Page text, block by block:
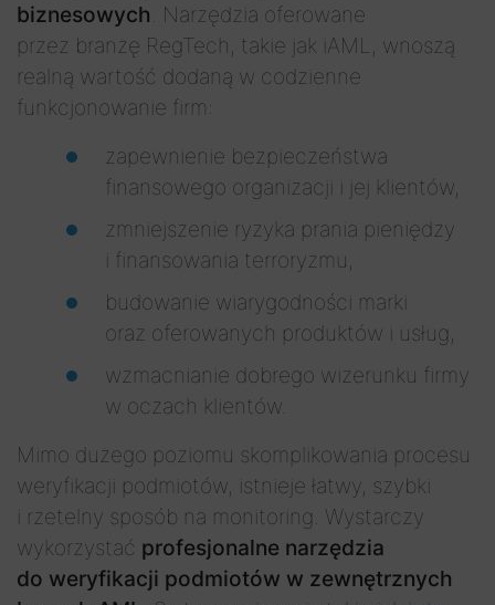
biznesowych. Narzędzia oferowane
przez branżę RegTech, takie jak iAML, wnoszą
realną wartość dodaną w codzienne
funkcjonowanie firm:
zapewnienie bezpieczeństwa
finansowego organizacji i jej klientów,
zmniejszenie ryzyka prania pieniędzy
i finansowania terroryzmu,
budowanie wiarygodności marki
oraz oferowanych produktów i usług,
wzmacnianie dobrego wizerunku firmy
w oczach klientów.
Mimo dużego poziomu skomplikowania procesu
weryfikacji podmiotów, istnieje łatwy, szybki
i rzetelny sposób na monitoring. Wystarczy
wykorzystać profesjonalne narzędzia
do weryfikacji podmiotów w zewnętrznych